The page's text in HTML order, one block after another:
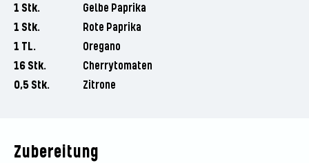
1 Stk.
Gelbe Paprika
1 Stk.
Rote Paprika
1 TL.
Oregano
16 Stk.
Cherrytomaten
0,5 Stk.
Zitrone
Zubereitung